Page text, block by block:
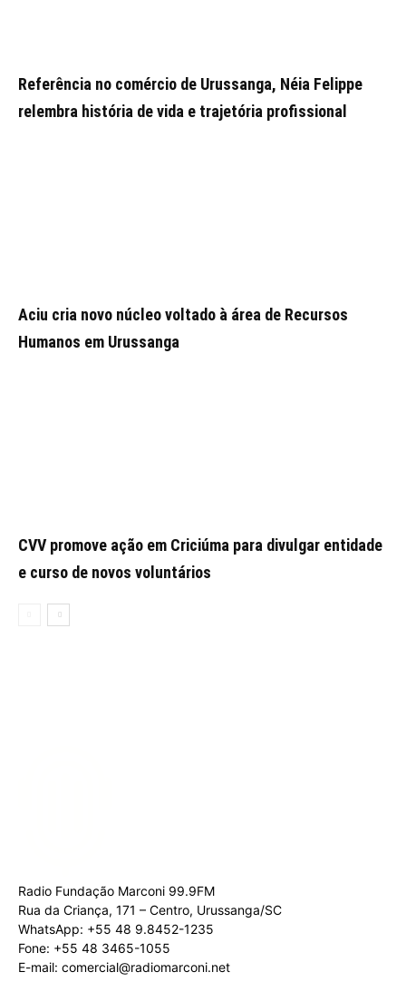
Referência no comércio de Urussanga, Néia Felippe
relembra história de vida e trajetória profissional
Aciu cria novo núcleo voltado à área de Recursos
Humanos em Urussanga
CVV promove ação em Criciúma para divulgar entidade
e curso de novos voluntários
Radio Fundação Marconi 99.9FM
Rua da Criança, 171 – Centro, Urussanga/SC
WhatsApp: +55 48 9.8452-1235
Fone: +55 48 3465-1055
E-mail: comercial@radiomarconi.net